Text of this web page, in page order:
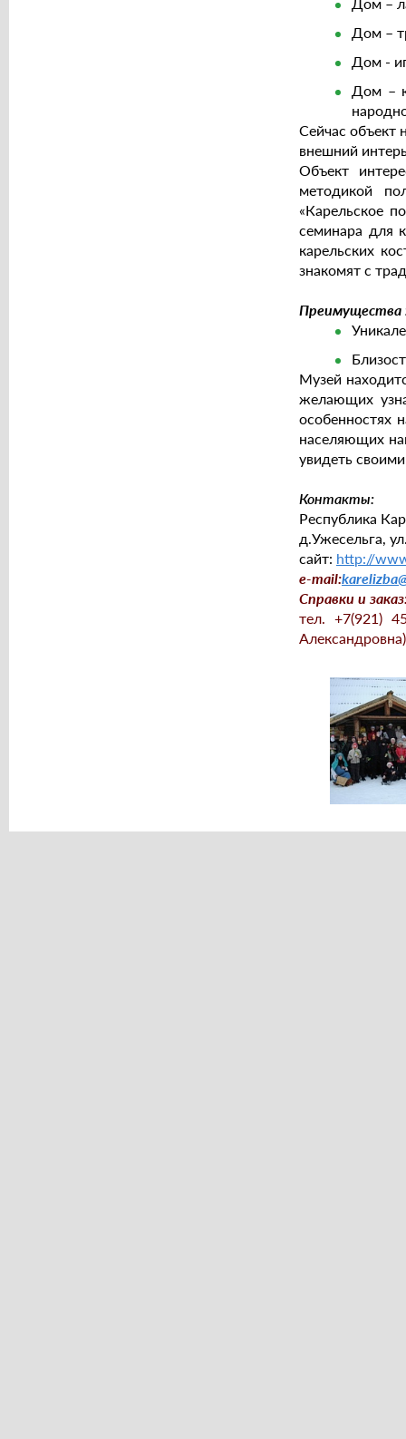
Дом –
Дом -
Дом –
Сейчас объект
внешний
Объект
методикой
«Карельское
семинара для
карельских
знакомят с
Преимущества
Музей
желающих
особенностях
населяющих
увидеть
Контакты:
Республика
д.Ужесельга,
сайт: http://
e-mail:
Справки и
тел. +7(921)
Александровна)